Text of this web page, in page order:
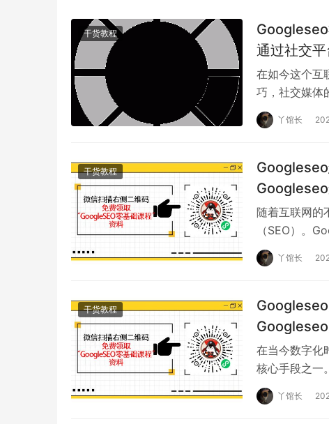
供流畅的浏览体验，可能会严重影响网站的排名。
干货教程
通过社交
在如今这个互
巧，社交媒体
多的企业开始
丫馆长
干货教程
随着互联网的
（SEO）。
的对象。
丫馆长
干货教程
Googleseo
在当今数字化
核心手段之一
的一部分。无
丫馆长